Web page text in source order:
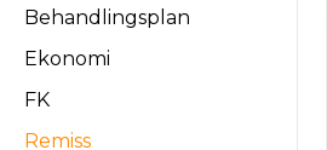
Behandlingsplan
Ekonomi
FK
Remiss